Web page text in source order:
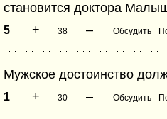
становится доктора
5 + 38 – Обсудить
Мужское достоинство
1 + 30 – Обсудить